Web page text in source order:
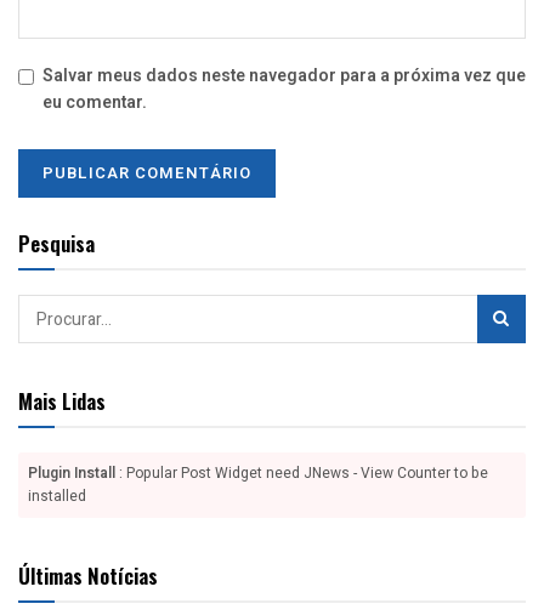
Salvar meus dados neste navegador para a próxima vez que
eu comentar.
Pesquisa
Mais Lidas
Plugin Install : Popular Post Widget need JNews - View Counter to be
installed
Últimas Notícias